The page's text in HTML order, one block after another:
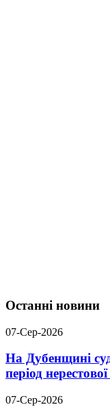
Останні новини
07-Сер-2026
На Дубенщині
період
07-Сер-2026